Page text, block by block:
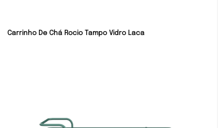
Carrinho De Chá Rocio Tampo Vidro Laca